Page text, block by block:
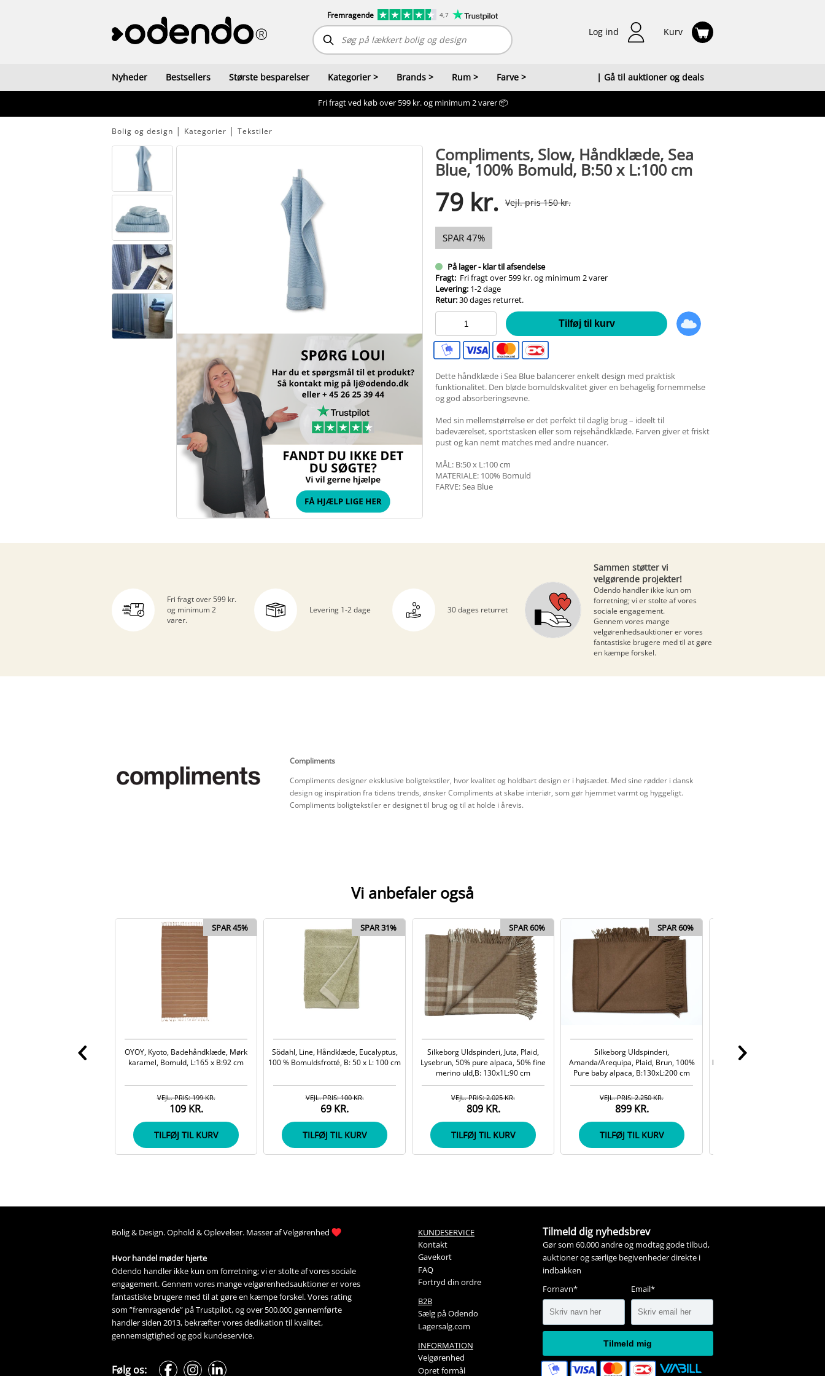
Fremragende 4,7
Log ind Kurv
Nyheder Bestsellers Største besparelser Kategorier > Brands > Rum > Farve > | Gå til auktioner og deals
Fri fragt ved køb over 599 kr. og minimum 2 varer 📦
Bolig og design Kategorier Tekstiler
Compliments, Slow, Håndklæde, Sea
Blue, 100% Bomuld, B:50 x L:100 cm
79 kr. Vejl. pris 150 kr.
SPAR 47%
På lager - klar til afsendelse
Fragt: Fri fragt over 599 kr. og minimum 2 varer
Levering: 1-2 dage
Retur:30 dages returret.
Tilføj til kurv
Dette håndklæde i Sea Blue balancerer enkelt design med praktisk
funktionalitet. Den bløde bomuldskvalitet giver en behagelig fornemmelse
og god absorberingsevne.
Med sin mellemstørrelse er det perfekt til daglig brug – ideelt til
badeværelset, sportstasken eller som rejsehåndklæde. Farven giver et friskt
pust og kan nemt matches med andre nuancer.
MÅL: B:50 x L:100 cm
MATERIALE: 100% Bomuld
FARVE: Sea Blue
Fri fragt over 599 kr.
og minimum 2
varer.
Levering 1-2 dage 30 dages returret
Sammen støtter vi
velgørende projekter!
Odendo handler ikke kun om
forretning; vi er stolte af vores
sociale engagement.
Gennem vores mange
velgørenhedsauktionerer vores
fantastiske brugere med til at gøre
en kæmpe forskel.
Compliments
Compliments designer eksklusive boligtekstiler, hvor kvalitet og holdbart design er i højsædet. Med sine rødder i dansk
design og inspiration fra tidens trends, ønsker Compliments at skabe interiør, som gør hjemmet varmt og hyggeligt.
Compliments boligtekstiler er designet til brug og til at holde i årevis.
Vi anbefaler også
SPAR 45%
OYOY, Kyoto, Badehåndklæde, Mørk
karamel, Bomuld, L:165 x B:92 cm
109 KR.
VEJL. PRIS: 199 KR.
TILFØJ TIL KURV
SPAR 31%
Södahl, Line, Håndklæde, Eucalyptus,
100 % Bomuldsfrotté, B: 50 x L: 100 cm
69 KR.
VEJL. PRIS: 100 KR.
TILFØJ TIL KURV
SPAR 60%
Silkeborg Uldspinderi, Juta, Plaid,
Lysebrun, 50% pure alpaca, 50% fine
merino uld,B: 130x1L:90 cm
809 KR.
VEJL. PRIS: 2.025 KR.
TILFØJ TIL KURV
SPAR 60%
Silkeborg Uldspinderi,
Amanda/Arequipa, Plaid, Brun, 100%
Pure baby alpaca, B:130xL:200 cm
899 KR.
VEJL. PRIS: 2.250 KR.
TILFØJ TIL KURV
Silkeborg Uldspinderi, Juta,
Brun/Råhvid, 50% Pure alpaca,
Bolig & Design. Ophold &Oplevelser. Masser af Velgørenhed
Hvor handel møder hjerte
Odendo handler ikke kun om forretning; vi er stolte af vores sociale
engagement. Gennem vores mange velgørenhedsauktioner er vores
fantastiske brugere med til at gøre en kæmpe forskel. Vores rating
som ”fremragende” på Trustpilot, og over 500.000 gennemførte
handler siden 2013, bekræfter vores dedikation til kvalitet,
gennemsigtighed og god kundeservice.
Følg os:
KUNDESERVICE
Kontakt
Gavekort
FAQ
Fortryd din ordre
B2B
Sælg på Odendo
Lagersalg.com
INFORMATION
Velgørenhed
Opret formål
Tilmeld dig nyhedsbrev
Gør som 60.000 andre og modtag gode tilbud,
auktioner og særlige begivenheder direkte i
indbakken
Fornavn*
Email*
Tilmeld mig